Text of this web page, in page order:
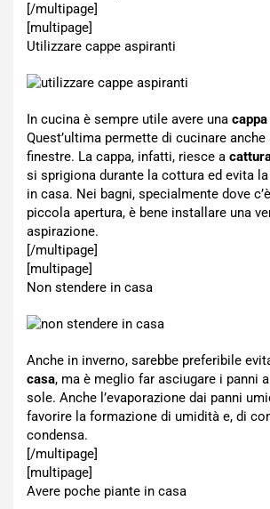
[/multipage]
[multipage]
Utilizzare cappe aspiranti
In cucina è sempre utile avere una
Quest’ultima permette di cucinare
finestre. La cappa, infatti, riesce a
si sprigiona durante la cottura ed evita
in casa. Nei bagni, specialmente dove
piccola apertura, è bene installare una
aspirazione.
[/multipage]
[multipage]
Non stendere in casa
Anche in inverno, sarebbe preferibile
casa, ma è meglio far asciugare i panni
sole. Anche l’evaporazione dai panni
favorire la formazione di umidità e, di
condensa.
[/multipage]
[multipage]
Avere poche piante in casa